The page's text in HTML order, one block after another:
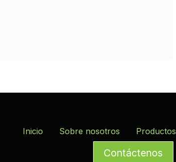
Inicio Sobre nosotros Productos
Contáctenos